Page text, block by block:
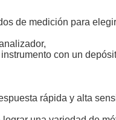
de medición para
con un
rápida y alta